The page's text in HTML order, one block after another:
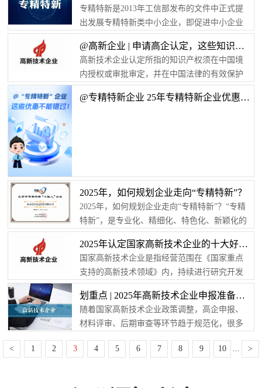
专精特新是2013年工信部发布的文件中正式提
出发展专精特新类中小企业，即促进中小企业
走“专业化、精细化、特色化、新颖化”发展之
路。专精特新“小巨人”是在专精特新范围内，进
一步开展小巨人的认定。“专精特新”中小企业➤
专精特新企业定义按照工信部的定义，“专精特
新”即指专业化、精细化、特色化、新颖化的中
@高新企业 | 申请高企认定，这些知识产权问题要关注！
高新技术企业认定所指的知识产权须在中国境
内授权或审批审定，并在中国法律的有效保护
期内，知识产权权属人应为申请企业。《高新
技术企业认定管理工作指引》中明确指出：不
企业大部分知识产权为受让取得，尤其...
@专精特新企业 25年专精特新企业优惠政策不容错过
2025年，如何规划企业走向“专精特新”？
2025年，如何规划企业走向“专精特新”？“专精
特新”，是专业化、精细化、特色化、新颖化的
缩写。其中：「专」指专业化与专项技术，企
业专注并深耕于产业链中某个环节或某个产
品；「精」指精细化，企业精细化生产、精细
化管理和精细化服务；「特」指产品或服务的
独特性与特色化，产品或服务具有行业或区域
的独特性、独有性、独家生产的特点；「新」
指自主创新与模式创新。企业满足其中任意一
项，即可申报专精特新。 ...
2025年认定国家高新技术企业的十大好处！（附条件及流程）
国家高新技术企业是指经营范围在《国家重点
支持的高新技术领域》内，持续进行研究开发
与技术成果转化，形成企业核心自主知识产
权，并以此为基础开展经营活动，注册一年以
上的居民企业，通过申请获得国家科技部委托
的地方省级科技部门审核的企业。企业在被认
定为国家高新技术企业后，还可以申请认定国
家其他众多科技型的项目，国家高新技术企业
型企业最具含金量的荣誉。一、申请成为高新
划重点 | 2025年高新技术企业申报准备工作要点（技术篇）
随着国家高新技术企业政策调整，高企申报、
材料评审、后期审查等环节趋于规范化，很多
权、领域选择、科技人员、研发费用归集、申
< 1 2 3 4 5 6 7 8 9 10 ... >